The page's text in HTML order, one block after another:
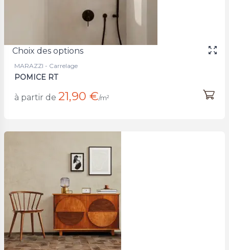
Choix des options
MARAZZI - Carrelage
POMICE RT
à partir de 21,90 €/m²